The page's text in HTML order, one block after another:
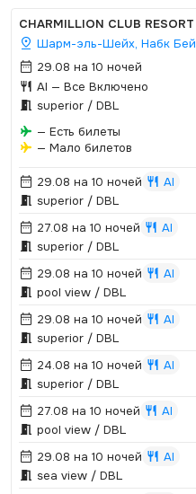
CHARMILLION CLUB RESORT
Шарм-эль-Шейх, Набк Бей
29.08 на 10 ночей
AI — Все Включено
superior / DBL
— Есть билеты
— Мало билетов
29.08 на 10 ночей
AI
superior / DBL
27.08 на 10 ночей
AI
superior / DBL
29.08 на 10 ночей
AI
pool view / DBL
29.08 на 10 ночей
AI
superior / DBL
24.08 на 10 ночей
AI
superior / DBL
27.08 на 10 ночей
AI
pool view / DBL
29.08 на 10 ночей
AI
sea view / DBL